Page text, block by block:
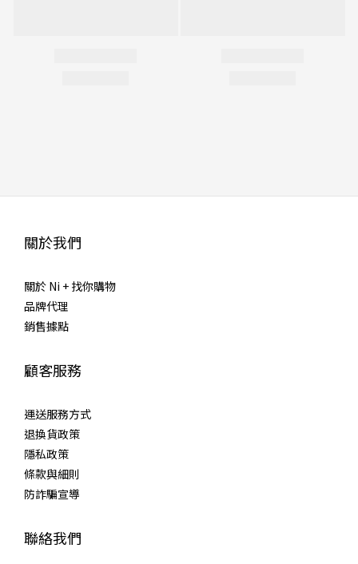
關於我們
關於 Ni + 找你購物
品牌代理
銷售據點
顧客服務
運送服務方式
退換貨政策
隱私政策
條款與細則
防詐騙宣導
聯絡我們